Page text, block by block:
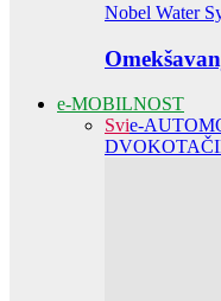
Nobel Water
e-MOBILNOST
Svie-
DVOKOTAČI